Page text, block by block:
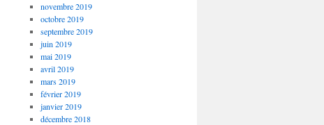
novembre 2019
octobre 2019
septembre 2019
juin 2019
mai 2019
avril 2019
mars 2019
février 2019
janvier 2019
décembre 2018